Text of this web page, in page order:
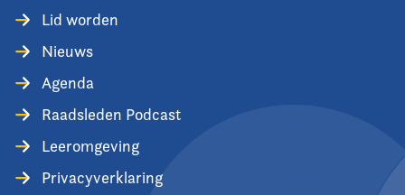
Lid worden
Nieuws
Agenda
Raadsleden Podcast
Leeromgeving
Privacyverklaring